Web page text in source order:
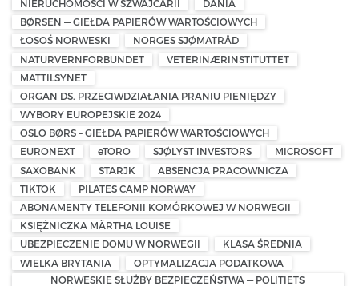
NIERUCHOMOŚCI W SZWAJCARII
DANIA
BØRSEN — GIEŁDA PAPIERÓW WARTOŚCIOWYCH
ŁOSOŚ NORWESKI
NORGES SJØMATRÅD
NATURVERNFORBUNDET
VETERINÆRINSTITUTTET
MATTILSYNET
ORGAN DS. PRZECIWDZIAŁANIA PRANIU PIENIĘDZY
WYBORY EUROPEJSKIE 2024
OSLO BØRS – GIEŁDA PAPIERÓW WARTOŚCIOWYCH
EURONEXT
eTORO SJØLYST INVESTORS
MICROSOFT
SAXOBANK
STARJK
ABSENCJA PRACOWNICZA
TIKTOK
PILATES CAMP NORWAY
ABONAMENTY TELEFONII KOMÓRKOWEJ W NORWEGII
KSIĘŻNICZKA MÄRTHA LOUISE
UBEZPIECZENIE DOMU W NORWEGII
KLASA ŚREDNIA
WIELKA BRYTANIA
OPTYMALIZACJA PODATKOWA
NORWESKIE SŁUŻBY BEZPIECZEŃSTWA — POLITIETS